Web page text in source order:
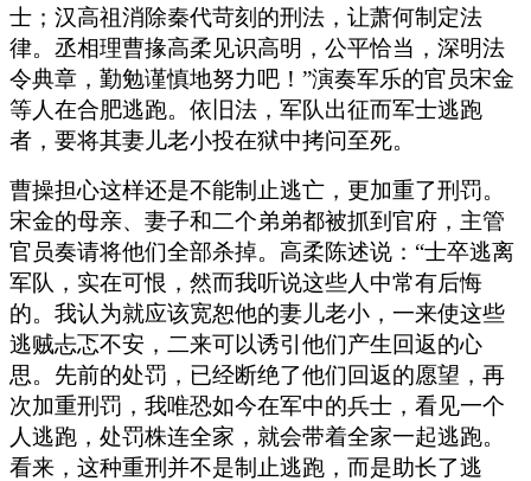
士；汉高祖消除秦代苛刻的刑法，让萧何制定法
律。丞相理曹掾高柔见识高明，公平恰当，深明法
令典章，勤勉谨慎地努力吧！”演奏军乐的官员宋金
等人在合肥逃跑。依旧法，军队出征而军士逃跑
者，要将其妻儿老小投在狱中拷问至死。
曹操担心这样还是不能制止逃亡，更加重了刑罚。
宋金的母亲、妻子和二个弟弟都被抓到官府，主管
官员奏请将他们全部杀掉。高柔陈述说：“士卒逃离
军队，实在可恨，然而我听说这些人中常有后悔
的。我认为就应该宽恕他的妻儿老小，一来使这些
逃贼忐忑不安，二来可以诱引他们产生回返的心
思。先前的处罚，已经断绝了他们回返的愿望，再
次加重刑罚，我唯恐如今在军中的兵士，看见一个
人逃跑，处罚株连全家，就会带着全家一起逃跑。
看来，这种重刑并不是制止逃跑，而是助长了逃